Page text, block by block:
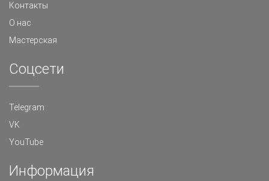
Контакты
О нас
Мастерская
Cоцсети
Telegram
VK
YouTube
Информация